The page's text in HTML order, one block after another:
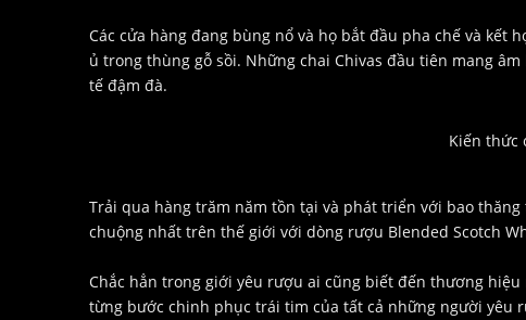
Các cửa hàng đang bùng nổ và họ bắt đầu pha chế và kết
ủ trong thùng gỗ sồi. Những chai Chivas đầu tiên mang
tế đậm đà.
Kiến thức
Trải qua hàng trăm năm tồn tại và phát triển với bao
chuộng nhất trên thế giới với dòng rượu Blended Scotch
Chắc hẳn trong giới yêu rượu ai cũng biết đến thương hiệu
từng bước chinh phục trái tim của tất cả những người yêu